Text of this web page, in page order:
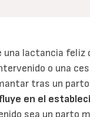
lactancia feliz
o una
tras un
en el
sea un parto